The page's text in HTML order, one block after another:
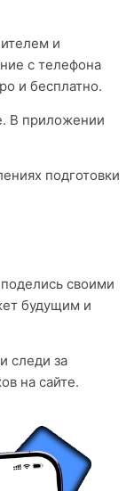
и
с телефона
и бесплатно.
В приложении
подготовки
своими
будущим и
следи за
на сайте.